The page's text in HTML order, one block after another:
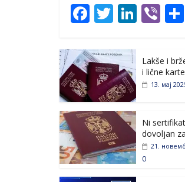
F
e
b
o
o
k
T
itt
er
Li
e
dI
Vi
er
Lakše i
i lične karte
13. мај
Ni
dovoljan
21.
0